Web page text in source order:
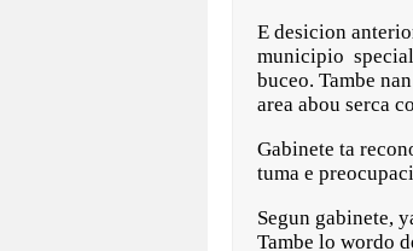
E desicion
municipio special
buceo. Tambe
area abou serca
Gabinete ta
tuma e
Segun gabinete,
Tambe lo wordo